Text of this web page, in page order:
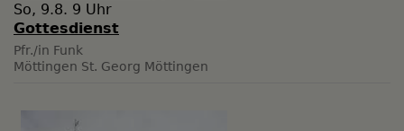
So, 9.8. 9 Uhr
Gottesdienst
Pfr./in Funk
Möttingen St. Georg Möttingen